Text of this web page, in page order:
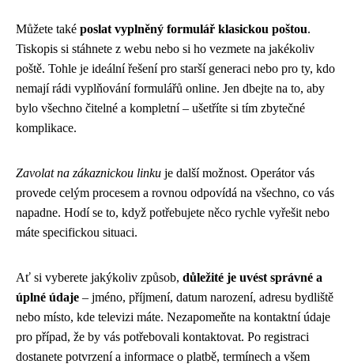
Můžete také poslat vyplněný formulář klasickou poštou.
Tiskopis si stáhnete z webu nebo si ho vezmete na jakékoliv
poště. Tohle je ideální řešení pro starší generaci nebo pro ty, kdo
nemají rádi vyplňování formulářů online. Jen dbejte na to, aby
bylo všechno čitelné a kompletní – ušetříte si tím zbytečné
komplikace.
Zavolat na zákaznickou linku je další možnost. Operátor vás
provede celým procesem a rovnou odpovídá na všechno, co vás
napadne. Hodí se to, když potřebujete něco rychle vyřešit nebo
máte specifickou situaci.
Ať si vyberete jakýkoliv způsob, důležité je uvést správné a
úplné údaje – jméno, příjmení, datum narození, adresu bydliště
nebo místo, kde televizi máte. Nezapomeňte na kontaktní údaje
pro případ, že by vás potřebovali kontaktovat. Po registraci
dostanete potvrzení a informace o platbě, termínech a všem